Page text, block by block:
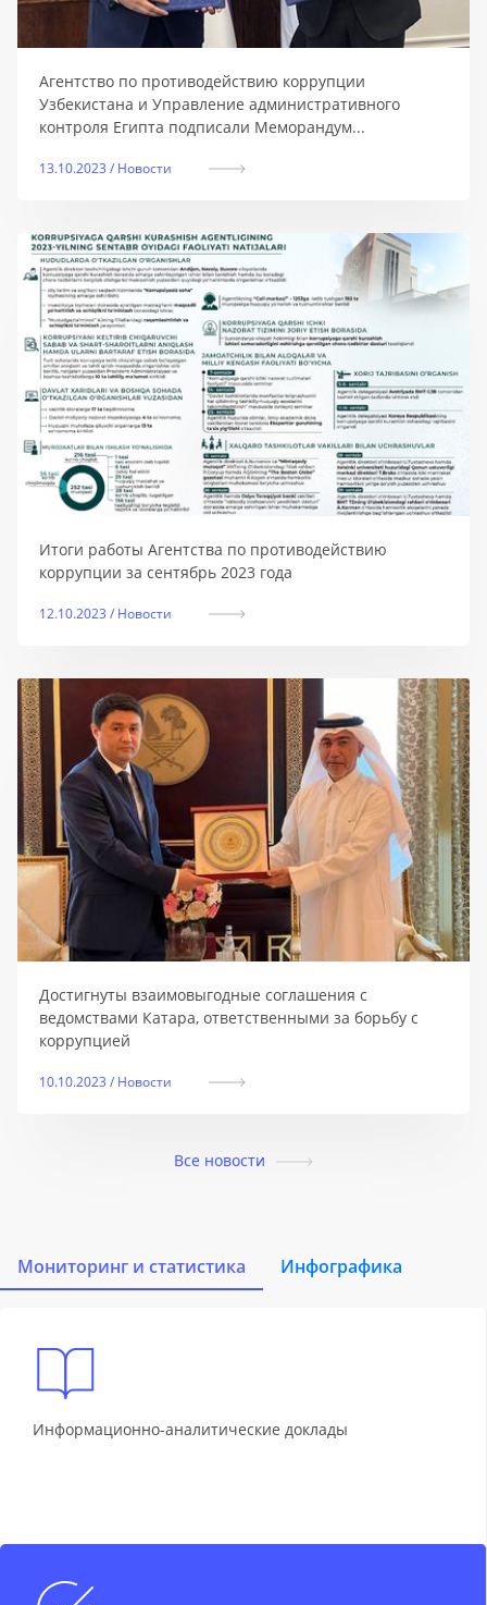
Агентство по противодействию коррупции
Узбекистана и Управление административного
контроля Египта подписали Меморандум...
13.10.2023 / Новости
Итоги работы Агентства по противодействию
коррупции за сентябрь 2023 года
12.10.2023 / Новости
Достигнуты взаимовыгодные соглашения с
ведомствами Катара, ответственными за борьбу с
коррупцией
10.10.2023 / Новости
Все новости
Мониторинг и статистика Инфографика
Информационно-аналитические доклады